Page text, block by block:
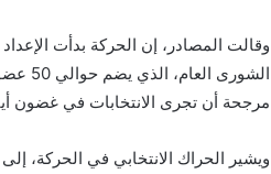
وقالت المصادر، إن الحركة بدأت
مرجحة أن تجرى الانتخابات في غضون
ويشير الحراك الانتخابي في الحركة،